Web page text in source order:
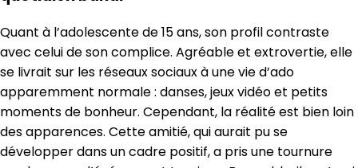
Quant à l’adolescente de 15 ans, son profil contraste
avec celui de son complice. Agréable et extrovertie, elle
se livrait sur les réseaux sociaux à une vie d’ado
apparemment normale : danses, jeux vidéo et petits
moments de bonheur. Cependant, la réalité est bien loin
des apparences. Cette amitié, qui aurait pu se
développer dans un cadre positif, a pris une tournure